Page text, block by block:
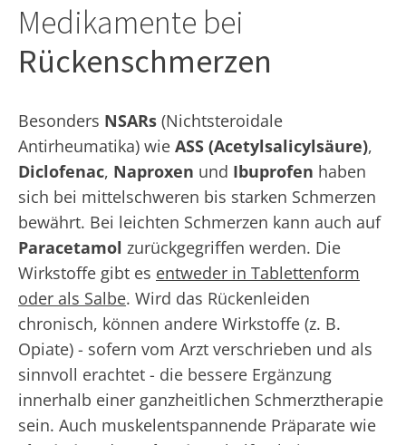
Medikamente bei
Rückenschmerzen
Besonders NSARs (Nichtsteroidale
Antirheumatika) wie ASS (Acetylsalicylsäure),
Diclofenac, Naproxen und Ibuprofen haben
sich bei mittelschweren bis starken Schmerzen
bewährt. Bei leichten Schmerzen kann auch auf
Paracetamol zurückgegriffen werden. Die
Wirkstoffe gibt es entweder in Tablettenform
oder als Salbe. Wird das Rückenleiden
chronisch, können andere Wirkstoffe (z. B.
Opiate) - sofern vom Arzt verschrieben und als
sinnvoll erachtet - die bessere Ergänzung
innerhalb einer ganzheitlichen Schmerztherapie
sein. Auch muskelentspannende Präparate wie